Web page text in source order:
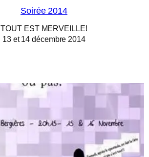
Soirée 2014
TOUT EST MERVEILLE!
13 et 14 décembre 2014